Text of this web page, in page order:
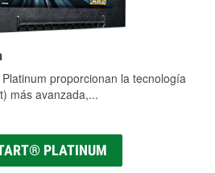
proporcionan la tecnología
más avanzada,...
PLATINUM